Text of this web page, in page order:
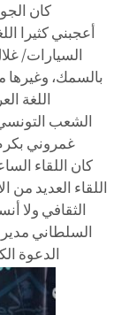
كان الجو
أعجبني كثيرا
السيارات/
بالسمك، وغيرها
اللغة
الشعب
غمروني
اللقاء العديد من
الثقافي ولا
السلطاني
الدعوة